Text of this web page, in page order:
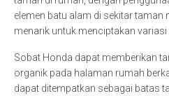
elemen batu alam di sekitar taman
menarik untuk menciptakan
Sobat Honda dapat memberikan
organik pada halaman rumah
dapat ditempatkan sebagai batas